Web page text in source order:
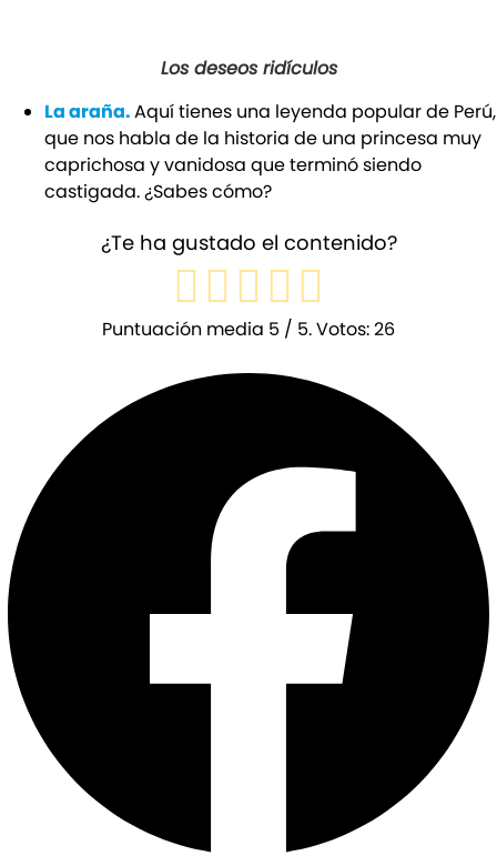
Los deseos ridículos
La araña.Aquí tienes una leyenda popular de Perú,
que nos habla de la historia de una princesa muy
caprichosa y vanidosa que terminó siendo
castigada. ¿Sabes cómo?
¿Te ha gustado el contenido?
Puntuación media 5 / 5. Votos:26